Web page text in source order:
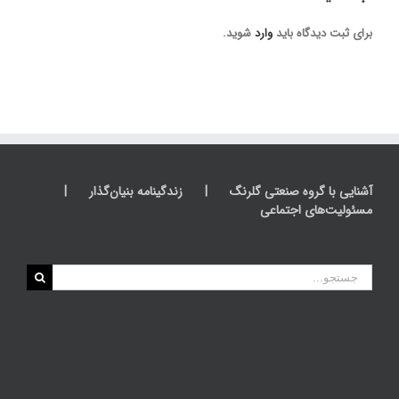
برای ثبت دیدگاه باید واردشوید.
آشنایی با گروه صنعتی گلرنگ
زندگینامه بنیان‌گذار
مسئولیت‌های اجتماعی
جستجو
برای: